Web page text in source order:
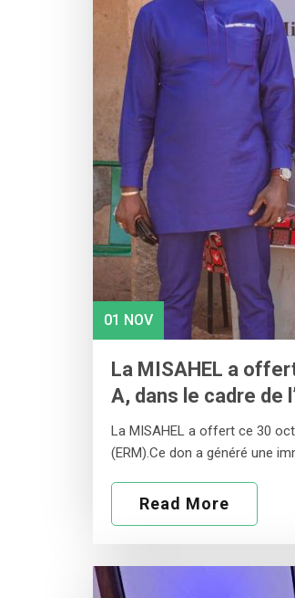
01 NOV
La MISAHEL a
A, dans le cadre de
La MISAHEL a offert ce 30
(ERM).Ce don a généré une
Read More